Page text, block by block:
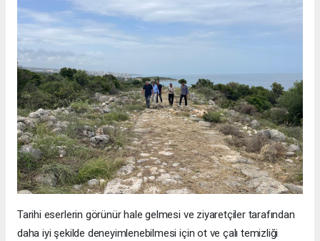
Tarihi eserlerin görünür hale gelmesi ve ziyaretçiler tarafından
daha iyi şekilde deneyimlenebilmesi için ot ve çalı temizliği